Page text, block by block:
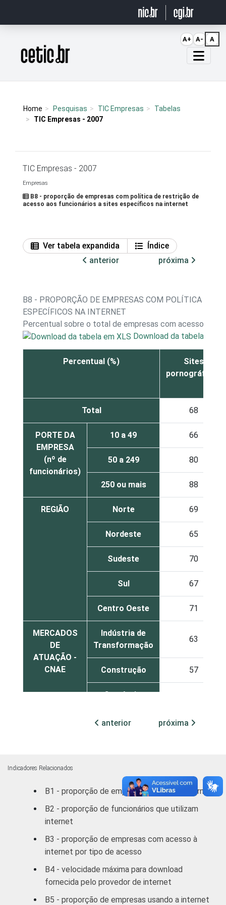
Página inicial
Home Pesquisas TIC Empresas
Tabelas
TIC Empresas - 2007
TIC Empresas - 2007
Empresas
B8 - proporção de empresas com política de restrição de
acesso aos funcionários a sites específicos na internet
Ver tabela expandida
Índice
anterior
próxima
B8 - PROPORÇÃO DE EMPRESAS COM POLÍTICA DE
ESPECÍFICOS NA INTERNET
Percentual sobre o total de empresas com acesso à
Download da tabela em
Percentual (%)
Sites
pornográficos
Total 68
PORTE DA
EMPRESA
(nº de
funcionários)
10 a 49 66
50 a 249 80
250 ou mais 88
REGIÃO Norte 69
Nordeste 65
Sudeste 70
Sul 67
Centro Oeste 71
MERCADOS
DE
ATUAÇÃO -
CNAE
Indústria de
Transformação
63
Construção 57
Comércio;
veículos
Transporte,
Armazenagem
70
Atividades
imobiliárias,
aluguéis e
prestados às
anterior próxima
Indicadores Relacionados
B1 - proporção de empresas que usam internet
B2 - proporção de funcionários que utilizam
internet
B3 - proporção de empresas com acesso à
internet por tipo de acesso
B4 - velocidade máxima para download
fornecida pelo provedor de internet
B5 - proporção de empresas usando a internet
A+ A- A